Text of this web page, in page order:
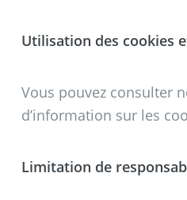
Utilisation des cookies
Vous pouvez consulter
d’information sur les
Limitation de